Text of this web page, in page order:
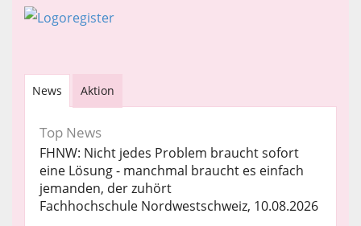
News Aktion
Top News
FHNW: Nicht jedes Problem braucht sofort
eine Lösung - manchmal braucht es einfach
jemanden, der zuhört
Fachhochschule Nordwestschweiz, 10.08.2026